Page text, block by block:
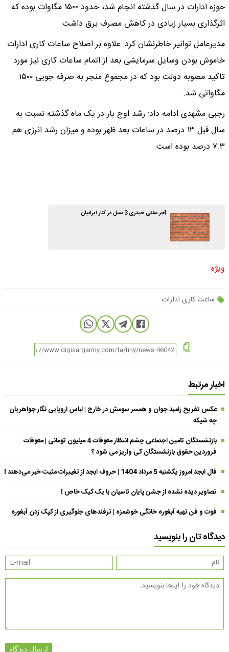
حوزه ادارات در سال گذشته انجام شد، حدود ۱۵۰۰ مگاوات بوده که
اثرگذاری بسیار زیادی در کاهش مصرف برق داشت.
مدیرعامل توانیر خاطرنشان کرد: علاوه بر اصلاح ساعات کاری ادارات
خاموش بودن وسایل سرمایشی بعد از اتمام ساعات کاری نیز مورد
تاکید مصوبه دولت بود که در مجموع منجر به صرفه جویی ۱۵۰۰
مگاواتی شد.
رجبی مشهدی ادامه داد: رشد اوج بار در یک ماه گذشته نسبت به
سال قبل ۱۳ درصد در ساعات بعد ظهر بوده و میزان رشد انرژی هم
۷.۳ درصد بوده است.
آجر سنتی حیدری 3 نسل در کنار ایرانیان
ویژه
ساعت کاری ادارات
اخبار مرتبط
عکس تفریح رامبد جوان و همسر سومش در خارج | لباس اروپایی نگار جواهریان
چه شیکه
بازنشستگان تامین اجتماعی چشم انتظار معوقات 4 میلیون تومانی | معوقات
فروردین حقوق بازنشستگان کی واریز می شود ؟
فال ابجد امروز یکشنبه 5 مرداد 1404 | حروف ابجد از تغییرات مثبت خبر می‌دهند !
تصاویر دیده نشده از جشن پایان تاسیان با یک کیک خاص !
فوت و فن تهیه آبغوره خانگی خوشمزه | ترفندهای جلوگیری از کپک زدن آبغوره
دیدگاه تان را بنویسید
ارسال دیدگاه